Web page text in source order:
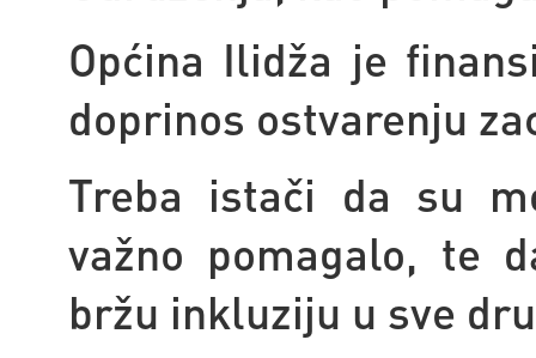
Općina Ilidža je
doprinos ostvarenju
Treba istači da su
važno pomagalo, te
bržu inkluziju u sve